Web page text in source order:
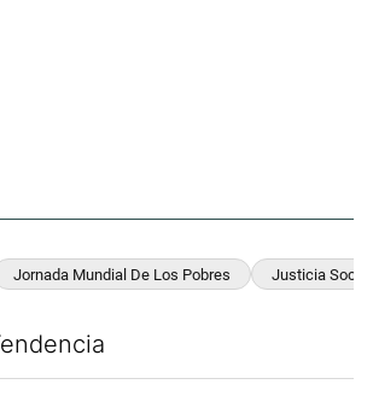
Jornada Mundial De Los Pobres Justicia Social